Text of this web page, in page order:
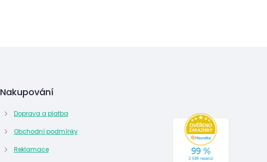
Nakupování
Doprava a platba
Obchodní podmínky
Reklamace